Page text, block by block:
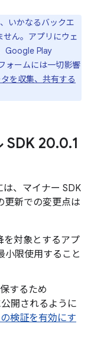
いかなるバックエ
ん。アプリにウェ
Google Play
ォームには一切影響
を収集、共有する
SDK 20.0.1
、マイナー SDK
更新での変更点は
を対象とするアプ
小限使用すること
するため
開されるように
検証を有効にす